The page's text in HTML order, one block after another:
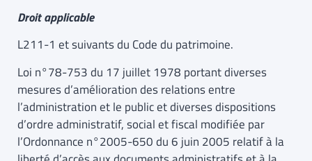
Droit applicable
L211-1 et suivants du Code du patrimoine.
Loi n°78-753 du 17 juillet 1978 portant diverses
mesures d’amélioration des relations entre
l’administration et le public et diverses dispositions
d’ordre administratif, social et fiscal modifiée par
l’Ordonnance n°2005-650 du 6 juin 2005 relatif à la